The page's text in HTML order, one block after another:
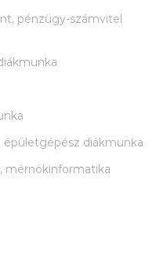
pénzügy-számvitel
diákmunka
mérnökinformatika